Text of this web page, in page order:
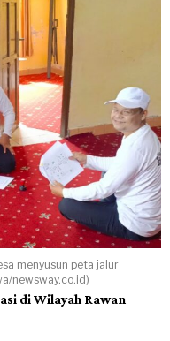
menyusun peta jalur
newsway.co.id)
di Wilayah Rawan